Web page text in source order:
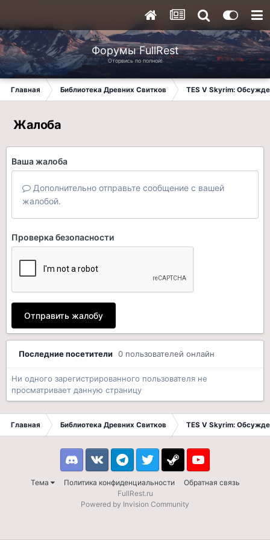
Форумы FullRest
Оторвись по полной!
Главная Библиотека Древних Свитков TES V Skyrim:
Жалоба
Ваша жалоба
Дополнительно отправьте сообщение с вашей
жалобой.
Проверка безопасности
Отправить жалобу
Последние посетители 0 пользователей онлайн
Ни одного зарегистрированного пользователя не
просматривает данную страницу
Главная Библиотека Древних Свитков TES V Skyrim:
Тема Политика конфиденциальности Обратная связь
DiscordVK TelegramTwitter Steam Youtube
FullRest.ru
Powered by Invision Community